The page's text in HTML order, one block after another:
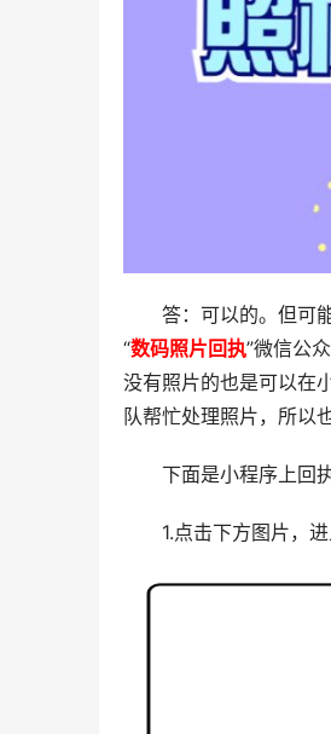
答：可以的。但可
“数码照片回执”微信公
没有照片的也是可以在
队帮忙处理照片，所以
下面是小程序上回
1.点击下方图片，